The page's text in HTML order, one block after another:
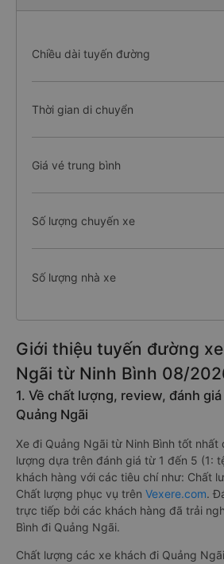
Chiều dài tuyến đường
Thời gian di chuyển
Giá vé trung bình
Số lượng chuyến xe
Số lượng nhà xe
Giới thiệu tuyến đường
Ngãi từ Ninh Bình 08/
1. Về chất lượng, review, đánh
Quảng Ngãi
Xe đi Quảng Ngãi từ Ninh Bình tốt
lượng dựa trên đánh giá từ 1 đến 5 (1:
khách hàng với các tiêu chí như: Chất
Chất lượng phục vụ trên Vexere.com.
trực tiếp bởi các khách hàng đã trải
Bình đi Quảng Ngãi.
Chất lượng các xe khách đi Quảng